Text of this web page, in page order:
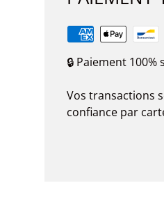
🔒 Paiement 100%
Vos transactions
confiance par